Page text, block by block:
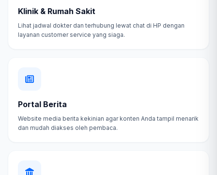
Klinik & Rumah Sakit
Lihat jadwal dokter dan terhubung lewat chat di HP dengan
layanan customer service yang siaga.
Portal Berita
Website media berita kekinian agar konten Anda tampil menarik
dan mudah diakses oleh pembaca.